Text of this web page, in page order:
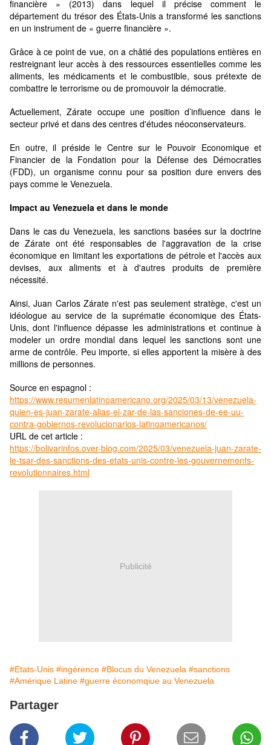
financière » (2013) dans lequel il précise comment le
département du trésor des États-Unis a transformé les sanctions
en un instrument de « guerre financière ».
Grâce à ce point de vue, on a châtié des populations entières en
restreignant leur accès à des ressources essentielles comme les
aliments, les médicaments et le combustible, sous prétexte de
combattre le terrorisme ou de promouvoir la démocratie.
Actuellement, Zárate occupe une position d’influence dans le
secteur privé et dans des centres d'études néoconservateurs.
En outre, il préside le Centre sur le Pouvoir Economique et
Financier de la Fondation pour la Défense des Démocraties
(FDD), un organisme connu pour sa position dure envers des
pays comme le Venezuela.
Impact au Venezuela et dans le monde
Dans le cas du Venezuela, les sanctions basées sur la doctrine
de Zárate ont été responsables de l'aggravation de la crise
économique en limitant les exportations de pétrole et l'accès aux
devises, aux aliments et à d'autres produits de première
nécessité.
Ainsi, Juan Carlos Zárate n'est pas seulement stratège, c'est un
idéologue au service de la suprématie économique des États-
Unis, dont l'influence dépasse les administrations et continue à
modeler un ordre mondial dans lequel les sanctions sont une
arme de contrôle. Peu importe, si elles apportent la misère à des
millions de personnes.
Source en espagnol :
https://www.resumenlatinoamericano.org/2025/03/13/venezuela-
quien-es-juan-zarate-alias-el-zar-de-las-sanciones-de-ee-uu-
contra-gobiernos-revolucionarios-latinoamericanos/
URL de cet article :
https://bolivarinfos.over-blog.com/2025/03/venezuela-juan-zarate-
le-tsar-des-sanctions-des-etats-unis-contre-les-gouvernements-
revolutionnaires.html
Publicité
#Etats-Unis #ingérence #Blocus du Venezuela #sanctions
#Amérique Latine #guerre économqiue au Venezuela
Partager